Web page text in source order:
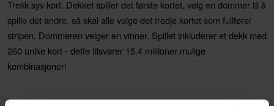
Trekk syv kort. Dekket spiller det første kortet, velg en dommer til å
spille det andre, så skal alle velge det tredje kortet som fullfører
stripen. Dommeren velger en vinner. Spillet inkluderer et dekk med
260 unike kort - dette tilsvarer 15.4 millioner mulige
kombinasjoner!